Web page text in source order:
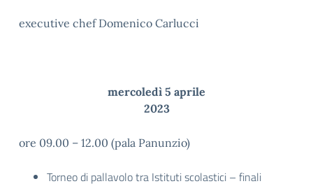
executive chef Domenico Carlucci
mercoledì 5 aprile
2023
ore 09.00 – 12.00 (pala Panunzio)
Torneo di pallavolo tra Istituti scolastici – finali